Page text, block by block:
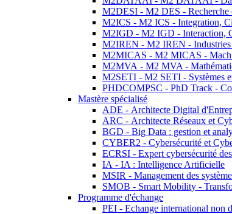
M2DESI - M2 DES - Recherche
M2ICS - M2 ICS - Integration,
M2IGD - M2 IGD - Interaction,
M2IREN - M2 IREN - Industries
M2MICAS - M2 MICAS -
M2MVA - M2 MVA -
M2SETI - M2 SETI - Systèmes
PHDCOMPSC - PhD Track -
Mastère spécialisé
ADE - Architecte Digital
ARC - Architecte Réseaux et
BGD - Big Data : gestion et
CYBER2 - Cybersécurité et
ECRSI - Expert cybersécurité
IA - IA : Intelligence Artificielle
MSIR - Management des
SMOB - Smart Mobility -
Programme d'échange
PEI - Echange international non